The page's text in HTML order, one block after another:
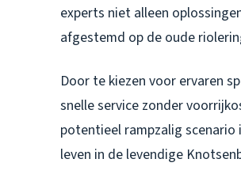
experts niet alleen
afgestemd op de oude
Door te kiezen voor ervaren
snelle service zonder
potentieel rampzalig
leven in de levendige